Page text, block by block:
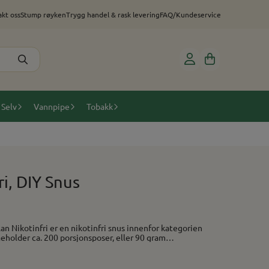
ossStump røykenTrygg handel & rask leveringFAQ/Kundeservice
Vannpipe Tobakk
DIY Snus
ca. 200 porsjonsposer, eller 90 gram